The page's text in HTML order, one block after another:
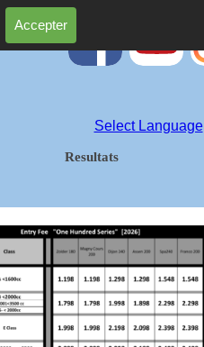
Accepter
Resultats
Select Language